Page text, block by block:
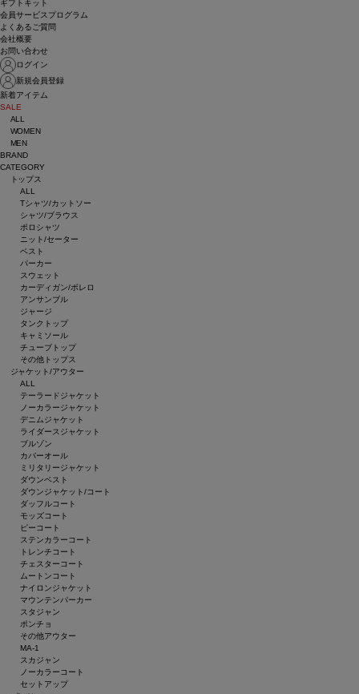
ギフトキット
会員サービスプログラム
よくあるご質問
会社概要
お問い合わせ
ログイン
新規会員登録
新着アイテム
SALE
ALL
WOMEN
MEN
BRAND
CATEGORY
トップス
ALL
Tシャツ/カットソー
シャツ/ブラウス
ポロシャツ
ニット/セーター
ベスト
パーカー
スウェット
カーディガン/ボレロ
アンサンブル
ジャージ
タンクトップ
キャミソール
チューブトップ
その他トップス
ジャケット/アウター
ALL
テーラードジャケット
ノーカラージャケット
デニムジャケット
ライダースジャケット
ブルゾン
カバーオール
ミリタリージャケット
ダウンベスト
ダウンジャケット/コート
ダッフルコート
モッズコート
ピーコート
ステンカラーコート
トレンチコート
チェスターコート
ムートンコート
ナイロンジャケット
マウンテンパーカー
スタジャン
ポンチョ
その他アウター
MA-1
スカジャン
ノーカラーコート
セットアップ